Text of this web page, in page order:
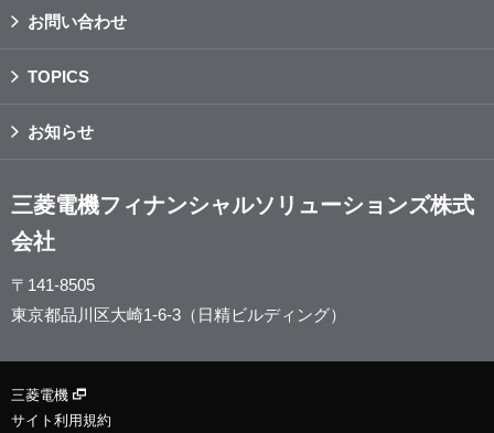
お問い合わせ
TOPICS
お知らせ
三菱電機フィナンシャルソリューションズ株式
会社
〒141-8505
東京都品川区大崎1-6-3（日精ビルディング）
三菱電機
サイト利用規約